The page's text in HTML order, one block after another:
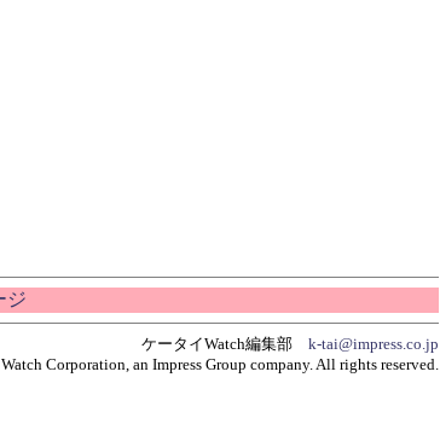
ジ
ケータイWatch編集部 k-tai@impress.co.jp
Corporation, an Impress Group company. All rights reserved.